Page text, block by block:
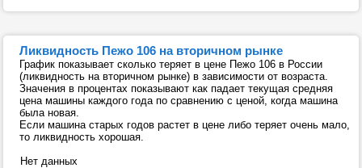
Ликвидность Пежо 106 на вторичном рынке
График показывает сколько теряет в цене Пежо 106 в России
(ликвидность на вторичном рынке) в зависимости от возраста.
Значения в процентах показывают как падает текущая средняя
цена машины каждого года по сравнению с ценой, когда машина
была новая.
Если машина старых годов растет в цене либо теряет очень мало,
то ликвидность хорошая.
Нет данных